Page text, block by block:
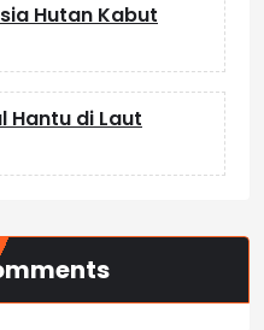
Hutan Kabut
Hantu di Laut